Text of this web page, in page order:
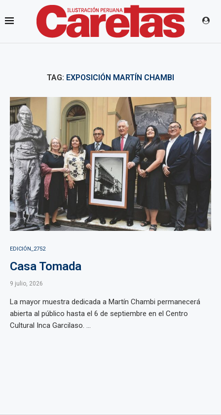
TAG: EXPOSICIÓN MARTÍN CHAMBI
EDICIÓN_2752
Casa Tomada
9 julio, 2026
La mayor muestra dedicada a Martín Chambi permanecerá
abierta al público hasta el 6 de septiembre en el Centro
Cultural Inca Garcilaso. ...